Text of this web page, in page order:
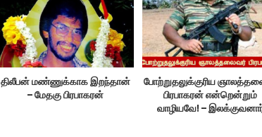
திலீபன் மண்ணுக்காக இறந்தான்
– மேதகு பிரபாகரன்
போற்றுதலுக்குரிய
பிரபாகரன் என்றென்றும்
வாழியவே! –